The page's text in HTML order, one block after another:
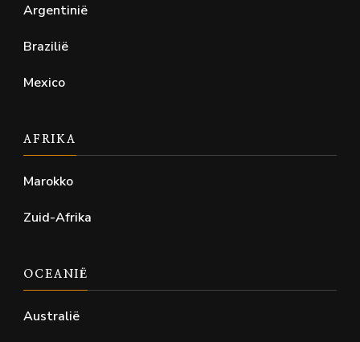
Argentinië
Brazilië
Mexico
AFRIKA
Marokko
Zuid-Afrika
OCEANIË
Australië